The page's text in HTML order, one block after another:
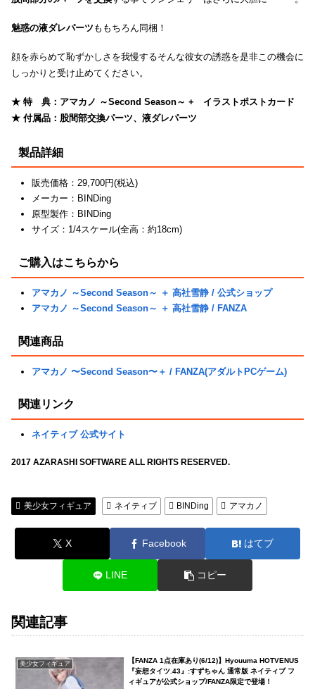
魅惑の液ダレパーツ ももちろん同梱！
顔を赤らめて恥ずかしさを我慢するそんな彼女の誘惑を是非この機会に
しっかりと受け止めてください。
★ 特 典：アマカノ ～Second Season～ + イラストポストカード
★ 付属品：股間部交換パーツ、液ダレパーツ
製品詳細
販売価格：29,700円(税込)
メーカー：BINDing
原型製作：BINDing
サイズ：1/4スケール(全高：約18cm)
ご購入はこちらから
アマカノ ～Second Season～ ＋ 高社雪静 / 公式ショップ
アマカノ ～Second Season～ ＋ 高社雪静 / FANZA
関連商品
アマカノ 〜Second Season〜＋ / FANZA(アダルトPCゲーム)
関連リンク
ネイティブ 公式サイト
2017 AZARASHI SOFTWARE ALL RIGHTS RESERVED.
美少女フィギュア ネイティブ BINDing アマカノ
X Facebook はてブ
LINE コピー
関連記事
美少女フィギュア
【FANZA 1点在庫あり(6/12)】Hyouuma HOTVENUS
『妄想タイツ.43』:すずちゃん 通常版 ネイティブ フ
ィギュアが公式ショップ/FANZA限定で登場！